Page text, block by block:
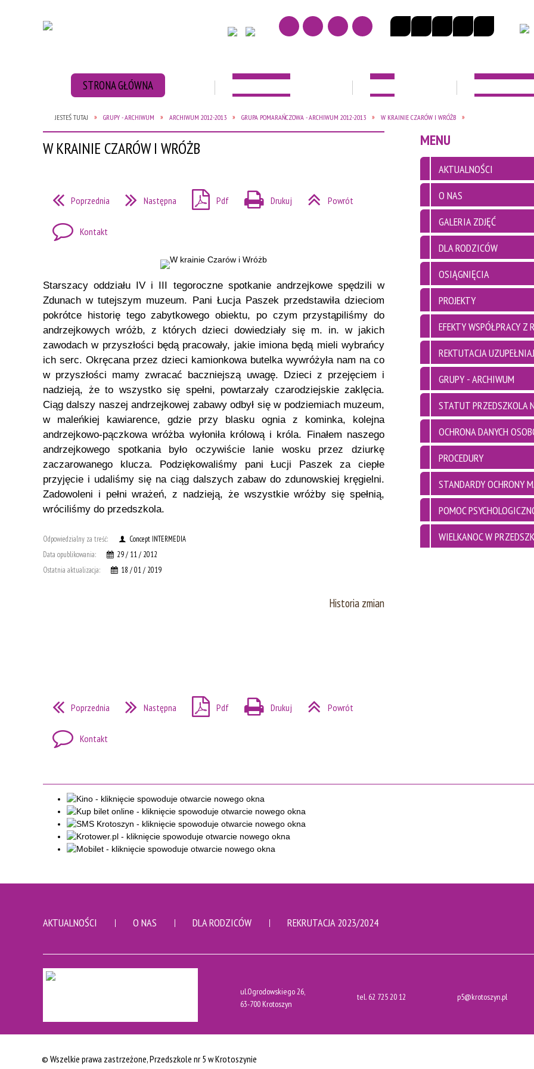
STRONA GŁÓWNA
ZBIÓRKA BATERII ZBIÓRKA NAKRĘTEK
JESTEŚ TUTAJ GRUPY - ARCHIWUM ARCHIWUM 2012-2013 GRUPA POMARAŃCZOWA - ARCHIWUM 2012-2013 W KRAINIE CZARÓW I WRÓŻB
W KRAINIE CZARÓW I WRÓŻB
Poprzednia Następna Pdf Drukuj Powrót
Kontakt
Starszacy oddziału IV i III tegoroczne spotkanie andrzejkowe spędzili w
Zdunach w tutejszym muzeum. Pani Łucja Paszek przedstawiła dzieciom
pokrótce historię tego zabytkowego obiektu, po czym przystąpiliśmy do
andrzejkowych wróżb, z których dzieci dowiedziały się m. in. w jakich
zawodach w przyszłości będą pracowały, jakie imiona będą mieli wybrańcy
ich serc. Okręcana przez dzieci kamionkowa butelka wywróżyła nam na co
w przyszłości mamy zwracać baczniejszą uwagę. Dzieci z przejęciem i
nadzieją, że to wszystko się spełni, powtarzały czarodziejskie zaklęcia.
Ciąg dalszy naszej andrzejkowej zabawy odbył się w podziemiach muzeum,
w maleńkiej kawiarence, gdzie przy blasku ognia z kominka, kolejna
andrzejkowo-pączkowa wróżba wyłoniła królową i króla. Finałem naszego
andrzejkowego spotkania było oczywiście lanie wosku przez dziurkę
zaczarowanego klucza. Podziękowaliśmy pani Łucji Paszek za ciepłe
przyjęcie i udaliśmy się na ciąg dalszych zabaw do zdunowskiej kręgielni.
Zadowoleni i pełni wrażeń, z nadzieją, że wszystkie wróżby się spełnią,
wróciliśmy do przedszkola.
Odpowiedzialny za treść:
Concept INTERMEDIA
Data opublikowania:
29 / 11 / 2012
Ostatnia aktualizacja:
18 / 01 / 2019
Historia zmian
Poprzednia Następna Pdf Drukuj Powrót
Kontakt
MENU
AKTUALNOŚCI
O NAS
GALERIA ZDJĘĆ
DLA RODZICÓW
OSIĄGNIĘCIA
PROJEKTY
EFEKTY WSPÓŁPRACY Z
REKTUTACJA
GRUPY - ARCHIWUM
STATUT PRZEDSZKOLA
OCHRONA DANYCH
PROCEDURY
STANDARDY OCHRONY
POMOC
WIELKANOC W
AKTUALNOŚCI O NAS DLA RODZICÓW REKRUTACJA 2023/2024
ul.Ogrodowskiego 26,
63-700 Krotoszyn
tel. 62 725 20 12 p5@krotoszyn.pl
© Wszelkie prawa zastrzeżone, Przedszkole nr 5 w Krotoszynie